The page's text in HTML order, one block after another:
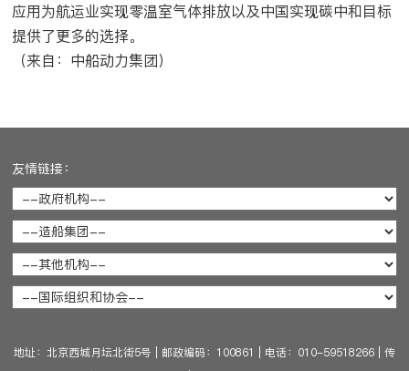
应用为航运业实现零温室气体排放以及中国实现碳中和目标
提供了更多的选择。
（来自：中船动力集团）
友情链接：
地址：北京西城月坛北街5号 邮政编码：100861 电话：010-59518266
传